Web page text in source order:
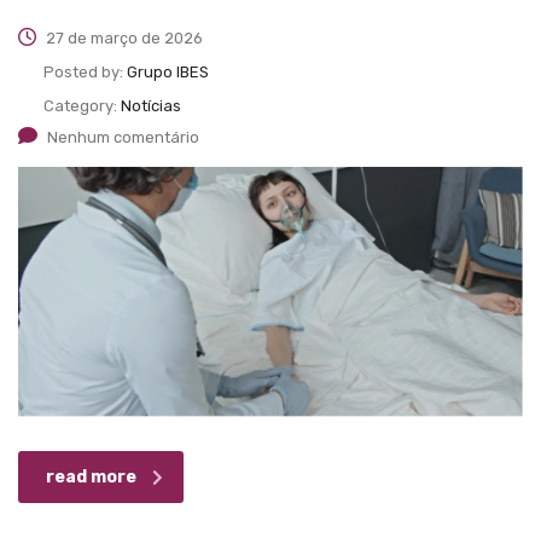
27 de março de 2026
Posted by: Grupo IBES
Category: Notícias
Nenhum comentário
read more